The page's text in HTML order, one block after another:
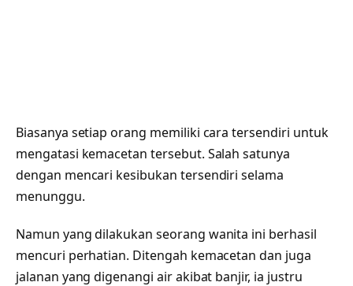
Biasanya setiap orang memiliki cara tersendiri untuk
mengatasi kemacetan tersebut. Salah satunya
dengan mencari kesibukan tersendiri selama
menunggu.
Namun yang dilakukan seorang wanita ini berhasil
mencuri perhatian. Ditengah kemacetan dan juga
jalanan yang digenangi air akibat banjir, ia justru